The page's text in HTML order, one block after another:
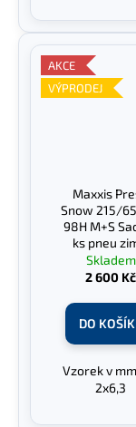
AKCE
VÝPRODEJ
Maxxis
Snow 215/
98H M+S
ks pneu
Skladem
2 600 Kč
DO
Vzorek v
2x6,3